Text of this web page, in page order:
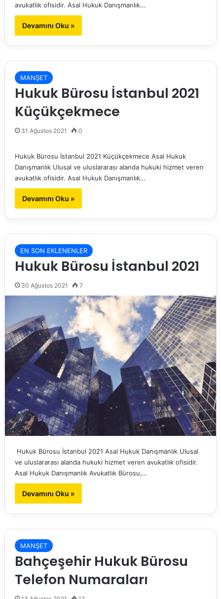
avukatlık ofisidir. Asal Hukuk Danışmanlık…
Devamını Oku »
MANŞET
Hukuk Bürosu İstanbul 2021
Küçükçekmece
31 Ağustos 2021 0
Hukuk Bürosu İstanbul 2021 Küçükçekmece Asal Hukuk
Danışmanlık Ulusal ve uluslararası alanda hukuki hizmet veren
avukatlık ofisidir. Asal Hukuk Danışmanlık…
Devamını Oku »
EN SON EKLENENLER
Hukuk Bürosu İstanbul 2021
30 Ağustos 2021 7
Hukuk Bürosu İstanbul 2021 Asal Hukuk Danışmanlık Ulusal
ve uluslararası alanda hukuki hizmet veren avukatlık ofisidir.
Asal Hukuk Danışmanlık Avukatlık Bürosu,…
Devamını Oku »
MANŞET
Bahçeşehir Hukuk Bürosu
Telefon Numaraları